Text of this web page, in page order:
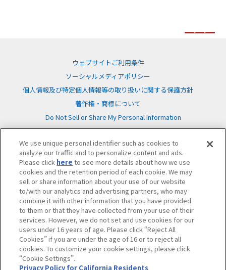
ウェブサイトご利用条件
ソーシャルメディアポリシー
個人情報及び特定個人情報等の取り扱いに関する保護方針
著作権・商標について
Do Not Sell or Share My Personal Information
©BANDAI
We use unique personal identifier such as cookies to
analyze our traffic and to personalize content and ads.
Please click here to see more details about how we use
cookies and the retention period of each cookie. We may
sell or share information about your use of our website
to/with our analytics and advertising partners, who may
combine it with other information that you have provided
to them or that they have collected from your use of their
services. However, we do not set and use cookies for our
users under 16 years of age. Please click “Reject All
Cookies” if you are under the age of 16 or to reject all
cookies. To customize your cookie settings, please click
“Cookie Settings”.
Privacy Policy for California Residents